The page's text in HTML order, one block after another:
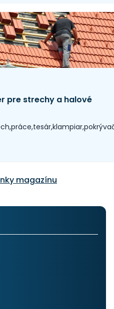
pre strechy a halové
magazínu